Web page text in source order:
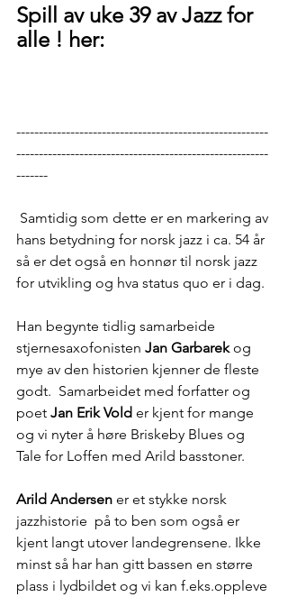
Spill av uke 39 av Jazz for
alle ! her:
--------------------------------------------------------
--------------------------------------------------------
-------
hans betydning for norsk jazz i ca. 54 år
så er det også en honnør til norsk jazz
for utvikling og hva status quo er i dag.
Han begynte tidlig samarbeide
stjernesaxofonisten Jan Garbarek og
mye av den historien kjenner de fleste
godt.  Samarbeidet med forfatter og
poet Jan Erik Vold er kjent for mange
og vi nyter å høre Briskeby Blues og
Tale for Loffen med Arild basstoner.
Arild Andersen er et stykke norsk
jazzhistorie  på to ben som også er
kjent langt utover landegrensene. Ikke
minst så har han gitt bassen en større
plass i lydbildet og vi kan f.eks.oppleve